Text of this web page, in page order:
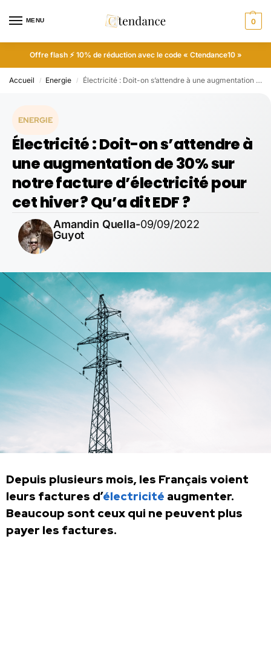
MENU 0
Offre flash ⚡ 10% de réduction avec le code « Ctendance10 »
Accueil / Energie / Électricité : Doit-on s’attendre à une augmentation de 30% sur notre facture d’électricité pour cet hiver ? Qu’a dit EDF ?
ENERGIE
Électricité : Doit-on s’attendre à
une augmentation de 30% sur
notre facture d’électricité pour
cet hiver ? Qu’a dit EDF ?
Amandin Quella-
Guyot
09/09/2022
Depuis plusieurs mois, les Français voient
leurs factures d’électricité augmenter.
Beaucoup sont ceux qui ne peuvent plus
payer les factures.